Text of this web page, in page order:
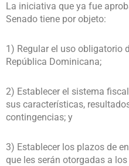
La iniciativa que ya fue
Senado tiene por objeto:
1) Regular el uso obligatorio
República Dominicana;
2) Establecer el sistema
sus características,
contingencias; y
3) Establecer los plazos de
que les serán otorgadas a